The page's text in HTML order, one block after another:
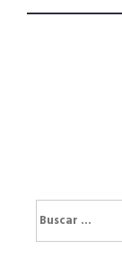
Buscar: